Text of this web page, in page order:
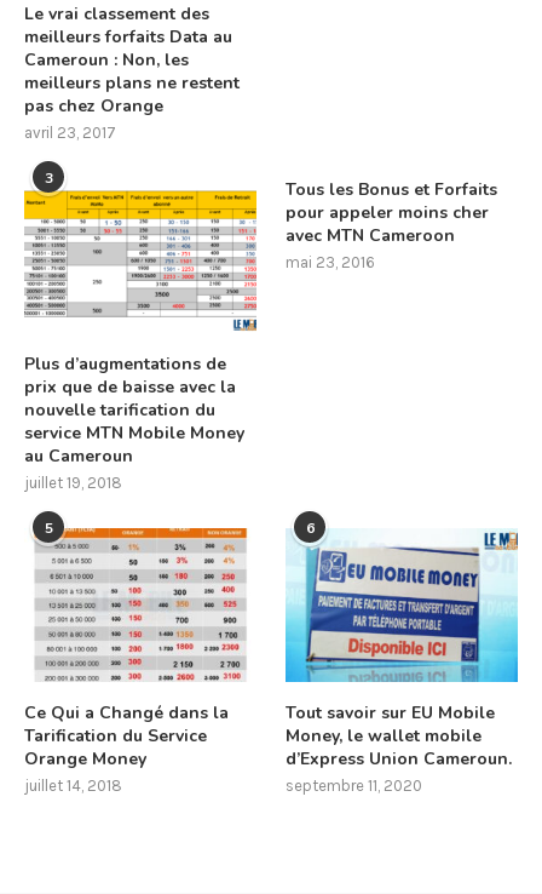
Le vrai classement des
meilleurs forfaits Data au
Cameroun : Non, les
meilleurs plans ne restent
pas chez Orange
avril 23, 2017
3
Plus d’augmentations de
prix que de baisse avec la
nouvelle tarification du
service MTN Mobile Money
au Cameroun
juillet 19, 2018
Tous les Bonus et Forfaits
pour appeler moins cher
avec MTN Cameroon
mai 23, 2016
5
Ce Qui a Changé dans la
Tarification du Service
Orange Money
juillet 14, 2018
6
Tout savoir sur EU Mobile
Money, le wallet mobile
d’Express Union Cameroun.
septembre 11, 2020